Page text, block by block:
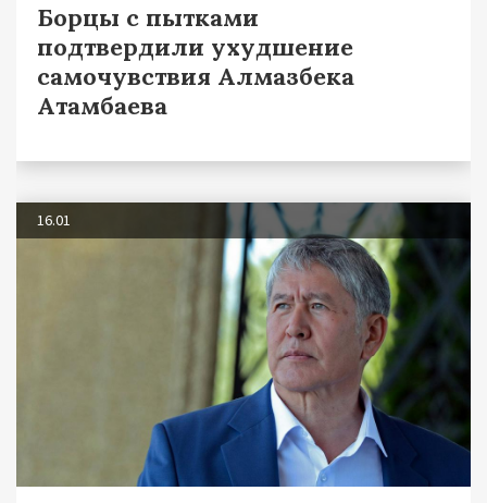
Борцы с пытками
подтвердили ухудшение
самочувствия Алмазбека
Атамбаева
16.01